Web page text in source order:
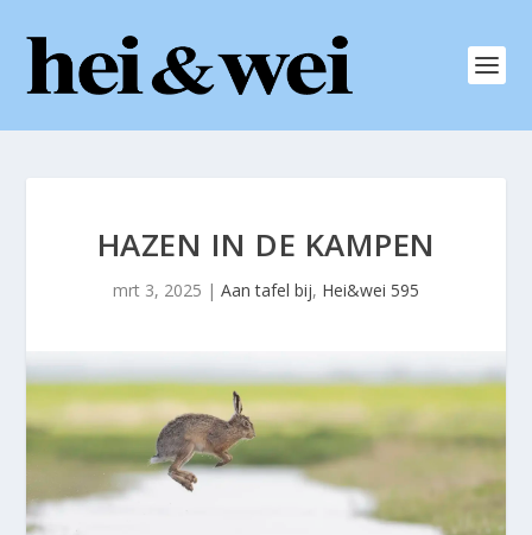
HAZEN IN DE KAMPEN
mrt 3, 2025 | Aan tafel bij, Hei&wei 595